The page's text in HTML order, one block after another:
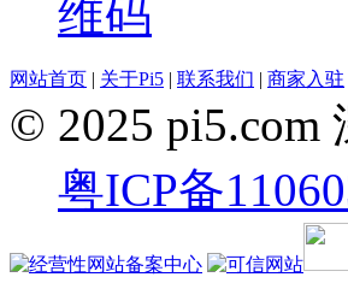
网站首页 关于Pi5 联系我们 商家入驻
© 2025 pi5.com
粤ICP备